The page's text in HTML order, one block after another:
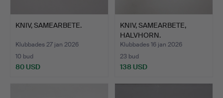
KNIV, SAMEARBETE.
Klubbades 27 jan 2026
10 bud
80 USD
KNIV, SAMEARBETE,
HALVHORN.
Klubbades 16 jan 2026
23 bud
138 USD